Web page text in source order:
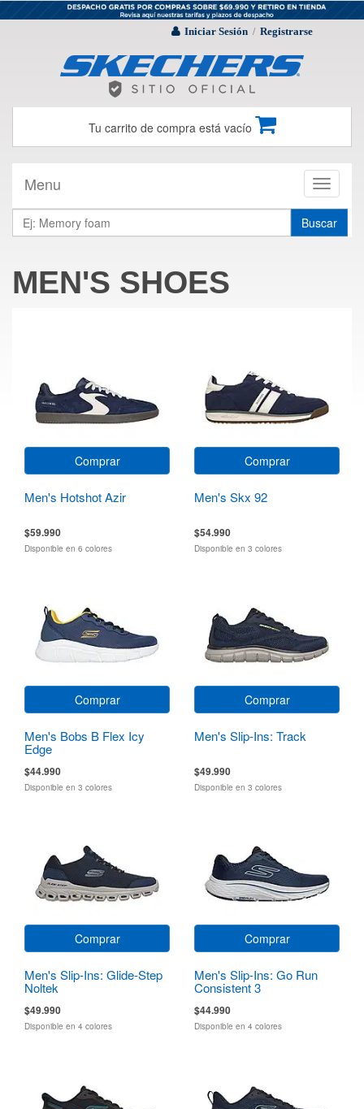
Iniciar Sesión / Registrarse
Tu carrito de compra está vacío
Toggle
Menu
Buscar
MEN'S SHOES
Comprar
Men's Hotshot Azir
$59.990
Disponible en 6 colores
Comprar
Men's Skx 92
$54.990
Disponible en 3 colores
Comprar
Men's Bobs B Flex Icy
Edge
$44.990
Disponible en 3 colores
Comprar
Men's Slip-Ins: Track
$49.990
Disponible en 3 colores
Comprar
Men's Slip-Ins: Glide-Step
Noltek
$49.990
Disponible en 4 colores
Comprar
Men's Slip-Ins: Go Run
Consistent 3
$44.990
Disponible en 4 colores